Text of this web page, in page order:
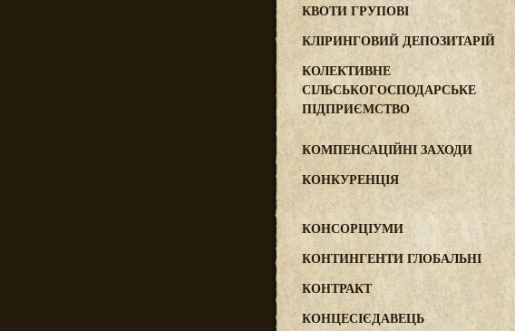
КВОТИ ГРУПОВІ
КЛІРИНГОВИЙ ДЕПОЗИТАРІЙ
КОЛЕКТИВНЕ
СІЛЬСЬКОГОСПОДАРСЬКЕ
ПІДПРИЄМСТВО
КОМПЕНСАЦІЙНІ ЗАХОДИ
КОНКУРЕНЦІЯ
КОНСОРЦІУМИ
КОНТИНГЕНТИ ГЛОБАЛЬНІ
КОНТРАКТ
КОНЦЕСІЄДАВЕЦЬ